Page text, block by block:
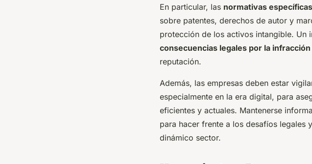
En particular, las normativas
sobre patentes, derechos de autor y
protección de los activos intangible. Un
consecuencias legales por la infracción
reputación.
Además, las empresas deben estar
especialmente en la era digital, para
eficientes y actuales. Mantenerse
para hacer frente a los desafíos legales
dinámico sector.